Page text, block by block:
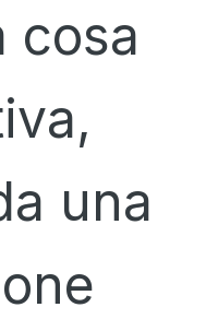
cosa
una